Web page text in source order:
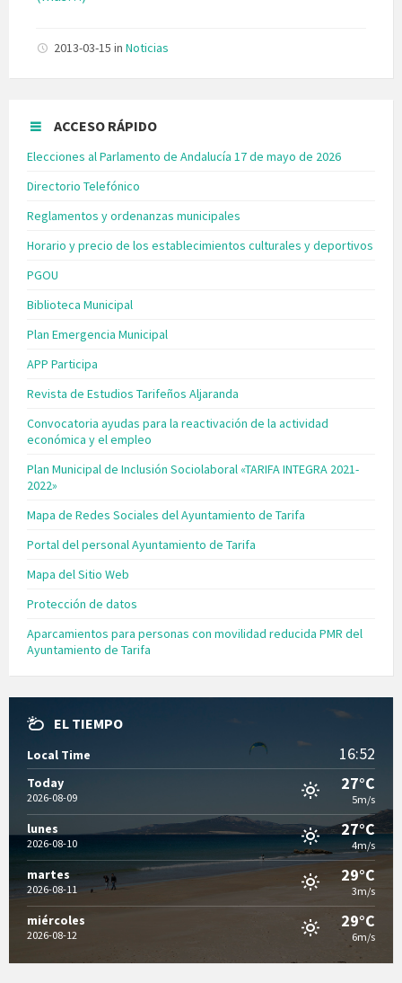
2013-03-15 in Noticias
ACCESO RÁPIDO
Elecciones al Parlamento de Andalucía 17 de mayo de 2026
Directorio Telefónico
Reglamentos y ordenanzas municipales
Horario y precio de los establecimientos culturales y deportivos
PGOU
Biblioteca Municipal
Plan Emergencia Municipal
APP Participa
Revista de Estudios Tarifeños Aljaranda
Convocatoria ayudas para la reactivación de la actividad
económica y el empleo
Plan Municipal de Inclusión Sociolaboral «TARIFA INTEGRA 2021-
2022»
Mapa de Redes Sociales del Ayuntamiento de Tarifa
Portal del personal Ayuntamiento de Tarifa
Mapa del Sitio Web
Protección de datos
Aparcamientos para personas con movilidad reducida PMR del
Ayuntamiento de Tarifa
EL TIEMPO
Local Time 16:52
Today
2026-08-09
27°C
5m/s
lunes
2026-08-10
27°C
4m/s
martes
2026-08-11
29°C
3m/s
miércoles
2026-08-12
29°C
6m/s